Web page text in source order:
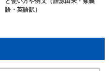
語・英語訳）